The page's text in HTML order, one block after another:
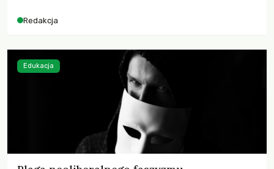
Redakcja
Edukacja